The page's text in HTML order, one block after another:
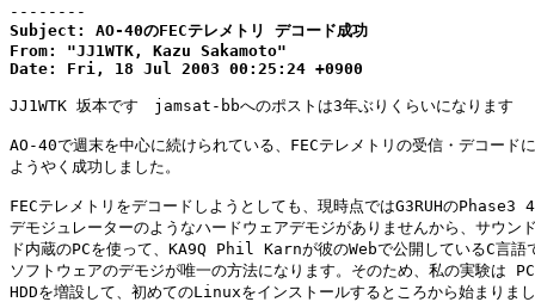
--------
Subject: AO-40のFECテレメトリ デコード成功
From: "JJ1WTK, Kazu Sakamoto"
Date: Fri, 18 Jul 2003 00:25:24 +0900
JJ1WTK 坂本です　jamsat-bbへのポストは3年ぶりくらいになります
AO-40で週末を中心に続けられている、FECテレメトリの受信・デコードに
ようやく成功しました。
FECテレメトリをデコードしようとしても、現時点ではG3RUHの
デモジュレーターのようなハードウェアデモジがありませんから、サウン
ド内蔵のPCを使って、KA9Q Phil Karnが彼のWebで公開しているC言語
ソフトウェアのデモジが唯一の方法になります。そのため、私の実験は
HDDを増設して、初めてのLinuxをインストールするところから始まりま